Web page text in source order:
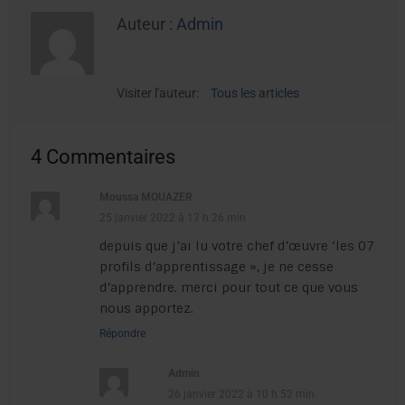
Auteur : Admin
Visiter l'auteur: Tous les articles
4 Commentaires
depuis que j’ai lu votre chef d’œuvre ‘les 07
profils d’apprentissage », je ne cesse
d’apprendre. merci pour tout ce que vous
nous apportez.
Répondre